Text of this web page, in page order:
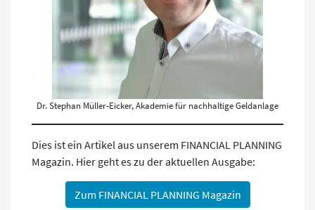
Dr. Stephan Müller-Eicker, Akademie für nachhaltige Geldanlage
Dies ist ein Artikel aus unserem FINANCIAL PLANNING
Magazin. Hier geht es zu der aktuellen Ausgabe:
Zum FINANCIAL PLANNING Magazin